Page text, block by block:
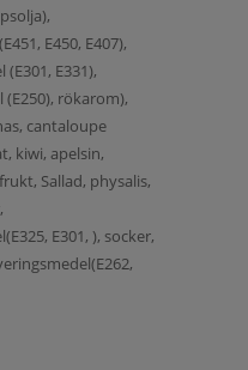
E450, E407),
E331),
rökarom),
cantaloupe
kiwi, apelsin,
Sallad, physalis,
E301, ), socker,